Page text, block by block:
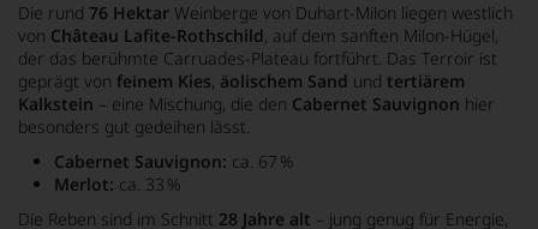
Die rund 76 Hektar Weinberge von Duhart-Milon liegen westlich
von Château Lafite-Rothschild, auf dem sanften Milon-Hügel,
der das berühmte Carruades-Plateau fortführt. Das Terroir ist
geprägt von feinem Kies, äolischem Sand und tertiärem
Kalkstein – eine Mischung, die den Cabernet Sauvignon hier
besonders gut gedeihen lässt.
Cabernet Sauvignon: ca. 67 %
Merlot: ca. 33 %
Die Reben sind im Schnitt 28 Jahre alt – jung genug für Energie,